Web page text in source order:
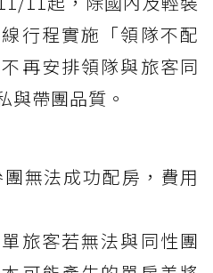
行程實施「領隊不配
再安排領隊與旅客同
與帶團品質。
無法成功配房，費用
旅客若無法與同性團